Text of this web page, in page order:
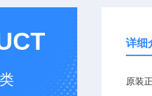
详细
原装